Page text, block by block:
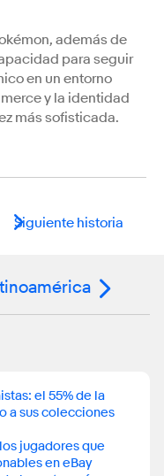
además de
para seguir
en un entorno
y la identidad
más sofisticada.
Siguiente historia
el 55% de la
a sus colecciones
jugadores que
en eBay